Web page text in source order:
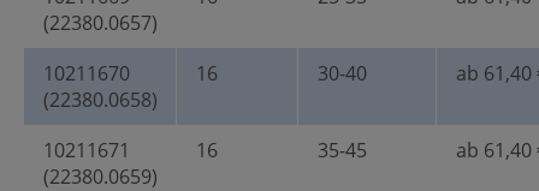
(22380.0657)
10211670
(22380.0658)
16 30-40 ab 61,40
10211671
(22380.0659)
16 35-45 ab 61,40